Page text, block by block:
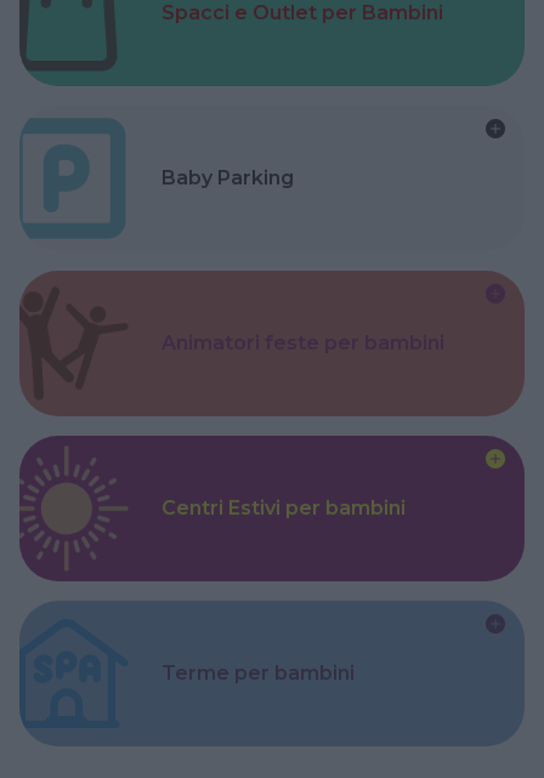
Spacci e Outlet per Bambini
Baby Parking
Centri Estivi per bambini
Terme per bambini